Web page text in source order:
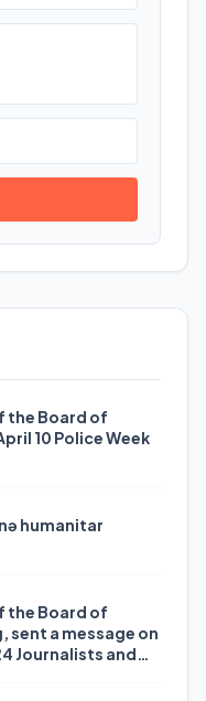
the Board of
10 Police Week
humanitar
the Board of
sent a message on
Journalists and